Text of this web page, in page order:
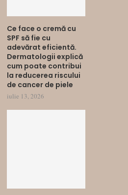
Ce face o cremă cu
SPF să fie cu
adevărat eficientă.
Dermatologii explică
cum poate contribui
la reducerea riscului
de cancer de piele
iulie 13, 2026